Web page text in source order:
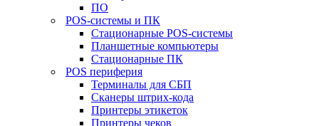
ПО
POS-системы и ПК
Стационарные POS-системы
Планшетные компьютеры
Стационарные ПК
POS периферия
Терминалы для СБП
Сканеры штрих-кода
Принтеры этикеток
Принтеры чеков